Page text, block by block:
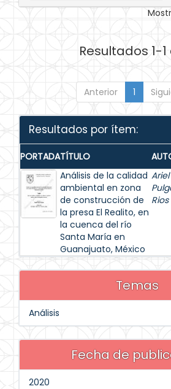
Resultados 1-1
Anterior 1
Resultados por ítem:
PORTADATÍTULO
Análisis de la calidad
ambiental en zona
de construcción de
la presa El Realito, en
la cuenca del río
Santa María en
Guanajuato, México
Ariel
Rios
Temas
Análisis
Fecha de
2020